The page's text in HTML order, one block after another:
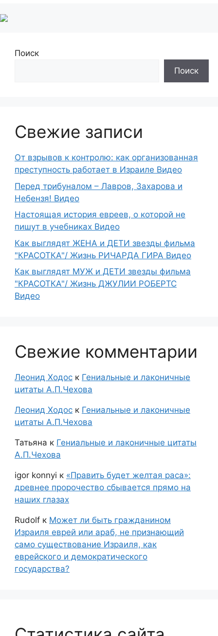
Поиск
Поиск
Свежие записи
От взрывов к контролю: как организованная
преступность работает в Израиле Видео
Перед трибуналом – Лавров, Захарова и
Небензя! Видео
Настоящая история евреев, о которой не
пишут в учебниках Видео
Как выглядят ЖЕНА и ДЕТИ звезды фильма
"КРАСОТКА"/ Жизнь РИЧАРДА ГИРА Видео
Как выглядят МУЖ и ДЕТИ звезды фильма
"КРАСОТКА"/ Жизнь ДЖУЛИИ РОБЕРТС
Видео
Свежие комментарии
Леонид Ходос к Гениальные и лаконичные
цитаты А.П.Чехова
Леонид Ходос к Гениальные и лаконичные
цитаты А.П.Чехова
Татьяна к Гениальные и лаконичные цитаты
А.П.Чехова
igor konnyi к «Править будет желтая раса»:
древнее пророчество сбывается прямо на
наших глазах
Rudolf к Может ли быть гражданином
Израиля еврей или араб, не признающий
само существование Израиля, как
еврейского и демократического
государства?